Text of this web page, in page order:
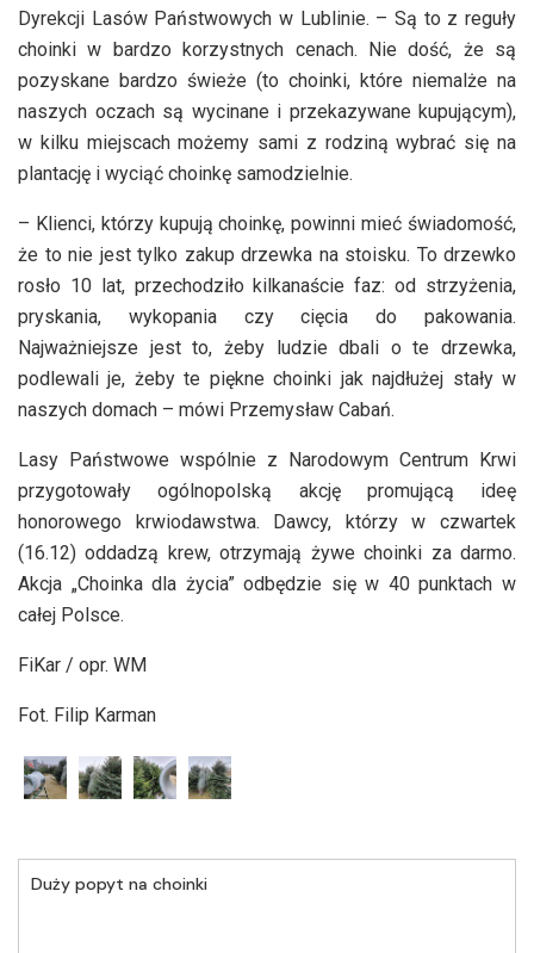
Dyrekcji Lasów Państwowych w Lublinie. – Są to z reguły
choinki w bardzo korzystnych cenach. Nie dość, że są
pozyskane bardzo świeże (to choinki, które niemalże na
naszych oczach są wycinane i przekazywane kupującym),
w kilku miejscach możemy sami z rodziną wybrać się na
plantację i wyciąć choinkę samodzielnie.
– Klienci, którzy kupują choinkę, powinni mieć świadomość,
że to nie jest tylko zakup drzewka na stoisku. To drzewko
rosło 10 lat, przechodziło kilkanaście faz: od strzyżenia,
pryskania, wykopania czy cięcia do pakowania.
Najważniejsze jest to, żeby ludzie dbali o te drzewka,
podlewali je, żeby te piękne choinki jak najdłużej stały w
naszych domach – mówi Przemysław Cabań.
Lasy Państwowe wspólnie z Narodowym Centrum Krwi
przygotowały ogólnopolską akcję promującą ideę
honorowego krwiodawstwa. Dawcy, którzy w czwartek
(16.12) oddadzą krew, otrzymają żywe choinki za darmo.
Akcja „Choinka dla życia” odbędzie się w 40 punktach w
całej Polsce.
FiKar / opr. WM
Fot. Filip Karman
Duży popyt na choinki